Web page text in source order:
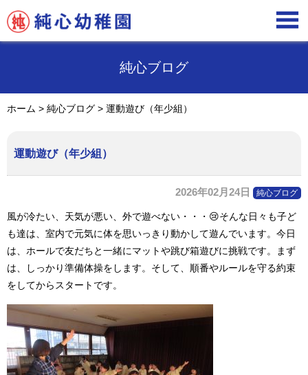

純心ブログ
ホーム > 純心ブログ > 運動遊び（年少組）
運動遊び（年少組）
2026年02月24日 純心ブログ
風が冷たい、天気が悪い、外で遊べない・・・ 😢そんな日々も子ど
も達は、室内で元気に体を思いっきり動かして遊んでいます。今日
は、ホールで友だちと一緒にマットや跳び箱遊びに挑戦です。まず
は、しっかり準備体操をします。そして、順番やルールを守る約束
をしてからスタートです。